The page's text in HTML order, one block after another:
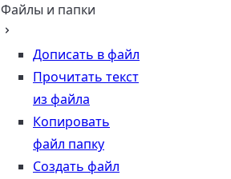
Файлы и папки
Дописать в файл
Прочитать текст
из файла
Копировать
файл папку
Создать файл